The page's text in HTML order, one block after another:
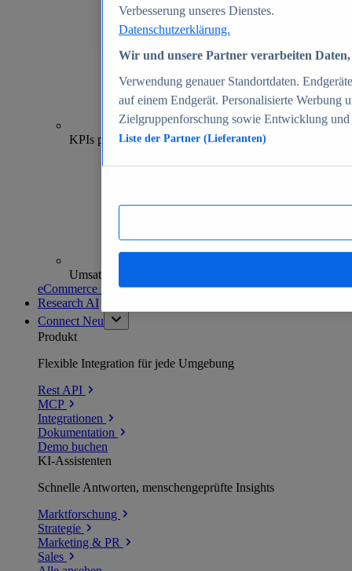
70+
KPIs pro Shop
Umsatzanalysen und -prognosen
eCommerce Insights entdecken
Research AI
Connect Neu
Produkt
Flexible Integration für jede Umgebung
Rest API
MCP
Integrationen
Dokumentation
Demo buchen
KI-Assistenten
Schnelle Antworten, menschengeprüfte Insights
Marktforschung
Strategie
Marketing & PR
Sales
Verbesserung unseres Dienstes.
Datenschutzerklärung.
Wir und unsere Partner verarbeiten
Verwendung genauer Standortdaten.
auf einem Endgerät. Personalisierte Werbung
Zielgruppenforschung sowie Entwicklung
Liste der Partner (Lieferanten)